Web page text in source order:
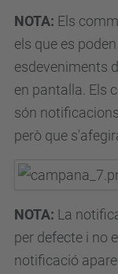
NOTA: Els
els que es
esdeveniments
en pantalla. Els
són
però que
NOTA: La
per defecte i no
notificació